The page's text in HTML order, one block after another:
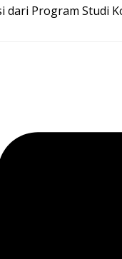
dari Program Studi